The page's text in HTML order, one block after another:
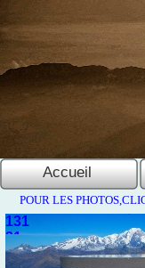
Accueil
POUR LES
131
31